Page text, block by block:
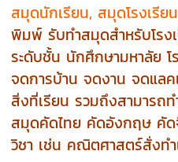
สมุดนักเรียน, สมุดโรงเรีย
พิมพ์ รับทำสมุดสำหรับโรง
ระดับชั้น นักศึกษามหาลัย โ
จดการบ้าน จดงาน จดแล
สิ่งที่เรียน รวมถึงสามารถ
สมุดคัดไทย คัดอังกฤษ คัด
วิชา เช่น คณิตศาสตร์สั่งท